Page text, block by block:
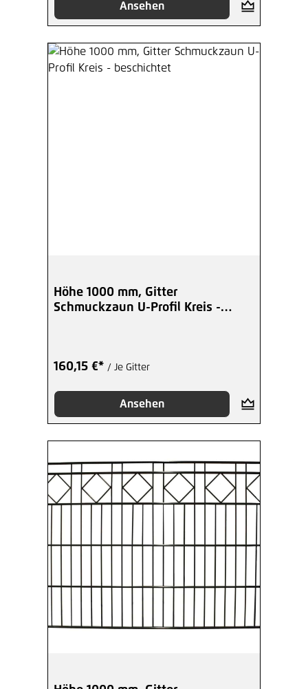
Ansehen
Höhe 1000 mm, Gitter
Schmuckzaun U-Profil Kreis -
160,15 €* / Je Gitter
Ansehen